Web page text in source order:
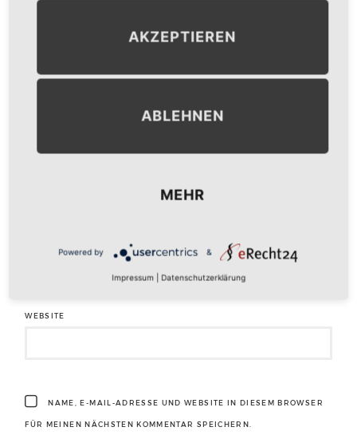
E-MAIL-ADRESSE
WEBSITE
NAME, E-MAIL-ADRESSE UND WEBSITE IN DIESEM BROWSER
FÜR MEINEN NÄCHSTEN KOMMENTAR SPEICHERN.
AKZEPTIEREN
ABLEHNEN
MEHR
Powered by &
Impressum Datenschutzerklärung